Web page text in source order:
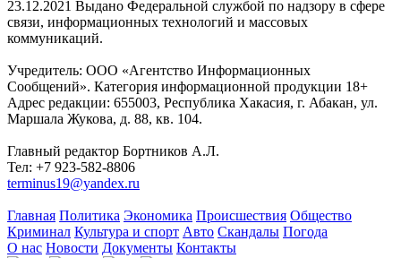
23.12.2021 Выдано Федеральной службой по надзору в сфере
связи, информационных технологий и массовых
коммуникаций.
Учредитель: ООО «Агентство Информационных
Сообщений». Категория информационной продукции 18+
Адрес редакции: 655003, Республика Хакасия, г. Абакан, ул.
Маршала Жукова, д. 88, кв. 104.
Главный редактор Бортников А.Л.
Тел: +7 923-582-8806
terminus19@yandex.ru
Главная Политика Экономика Происшествия Общество
Криминал Культура и спорт Авто Скандалы Погода
О нас Новости Документы Контакты